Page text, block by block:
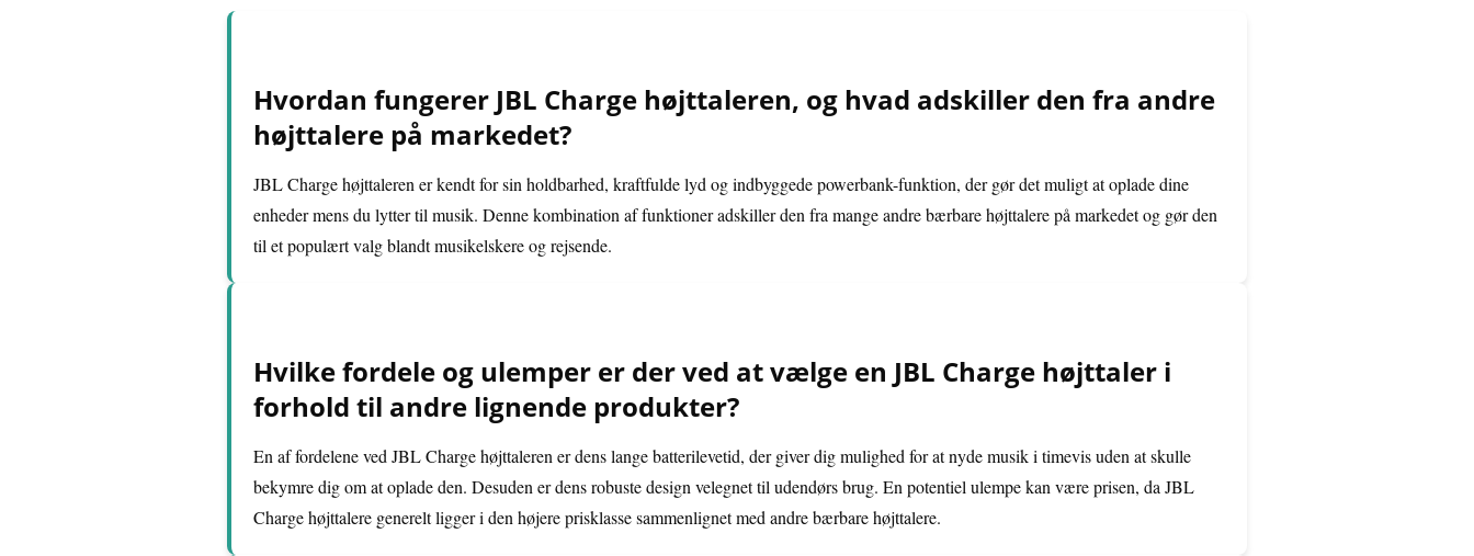
Hvordan fungerer JBL Charge højttaleren, og hvad adskiller den fra andre
højttalere på markedet?
JBL Charge højttaleren er kendt for sin holdbarhed, kraftfulde lyd og indbyggede powerbank-funktion, der gør det muligt at oplade dine
enheder mens du lytter til musik. Denne kombination af funktioner adskiller den fra mange andre bærbare højttalere på markedet og gør den
til et populært valg blandt musikelskere og rejsende.
Hvilke fordele og ulemper er der ved at vælge en JBL Charge højttaler i
forhold til andre lignende produkter?
En af fordelene ved JBL Charge højttaleren er dens lange batterilevetid, der giver dig mulighed for at nyde musik i timevis uden at skulle
bekymre dig om at oplade den. Desuden er dens robuste design velegnet til udendørs brug. En potentiel ulempe kan være prisen, da JBL
Charge højttalere generelt ligger i den højere prisklasse sammenlignet med andre bærbare højttalere.